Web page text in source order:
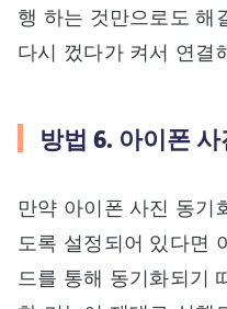
행 하는 것만으로도 해
다시 껐다가 켜서 연결
방법 6. 아이폰
만약 아이폰 사진 동기
도록 설정되어 있다면
드를 통해 동기화되기